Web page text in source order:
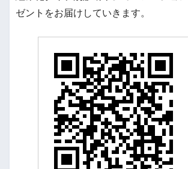
ゼントをお届けしていきます。